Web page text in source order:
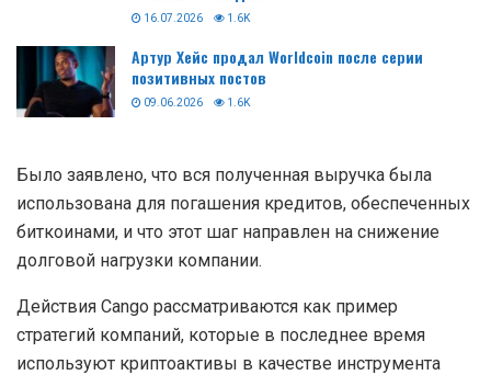
16.07.2026 1.6K
Артур Хейс продал Worldcoin после серии
позитивных постов
09.06.2026 1.6K
Было заявлено, что вся полученная выручка была
использована для погашения кредитов, обеспеченных
биткоинами, и что этот шаг направлен на снижение
долговой нагрузки компании.
Действия Cango рассматриваются как пример
стратегий компаний, которые в последнее время
используют криптоактивы в качестве инструмента